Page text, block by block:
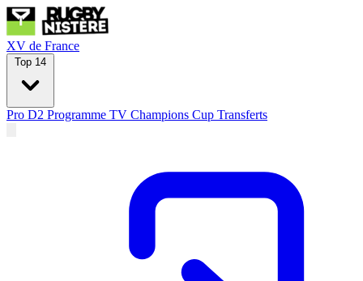
XV de France
Top 14
Pro D2 Programme TV Champions Cup Transferts